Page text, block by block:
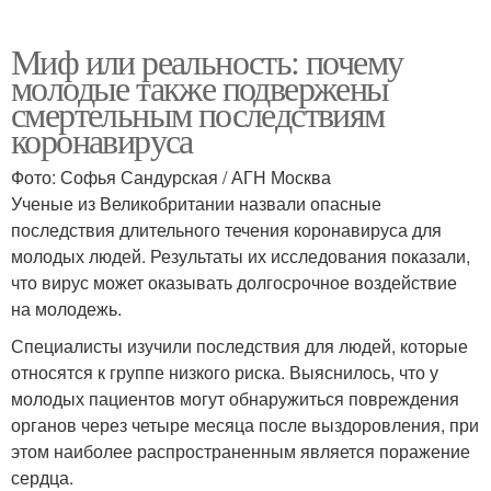
Миф или реальность: почему
молодые также подвержены
смертельным последствиям
коронавируса
Фото: Софья Сандурская / АГН Москва
Ученые из Великобритании назвали опасные
последствия длительного течения коронавируса для
молодых людей. Результаты их исследования показали,
что вирус может оказывать долгосрочное воздействие
на молодежь.
Специалисты изучили последствия для людей, которые
относятся к группе низкого риска. Выяснилось, что у
молодых пациентов могут обнаружиться повреждения
органов через четыре месяца после выздоровления, при
этом наиболее распространенным является поражение
сердца.